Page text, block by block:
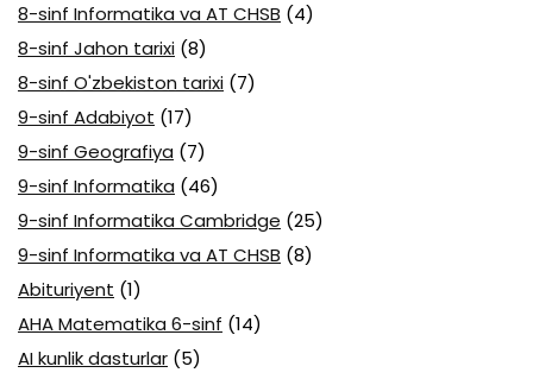
8-sinf Informatika va AT CHSB (4)
8-sinf Jahon tarixi (8)
8-sinf O'zbekiston tarixi (7)
9-sinf Adabiyot (17)
9-sinf Geografiya (7)
9-sinf Informatika (46)
9-sinf Informatika Cambridge (25)
9-sinf Informatika va AT CHSB (8)
Abituriyent (1)
AHA Matematika 6-sinf (14)
AI kunlik dasturlar (5)